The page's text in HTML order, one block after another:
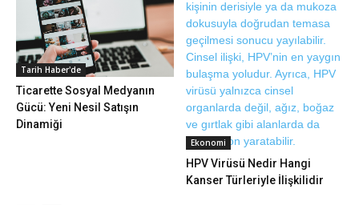
Tarih Haber'de
Ticarette Sosyal Medyanın
Gücü: Yeni Nesil Satışın
Dinamiği
Ekonomi
HPV Virüsü Nedir Hangi
Kanser Türleriyle İlişkilidir